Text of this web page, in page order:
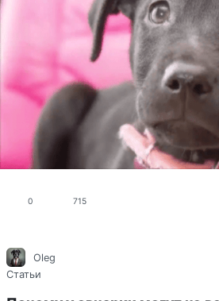
0 715
Oleg
Статьи